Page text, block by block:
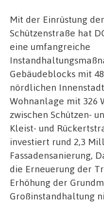
Mit der Einrüstung
Schützenstraße hat
eine umfangreiche
Gebäudeblocks mit
nördlichen
Wohnanlage mit 326
zwischen Schützen-
Kleist- und
investiert rund 2,3
Fassadensanierung,
die Erneuerung der
Erhöhung der
Großinstandhaltung